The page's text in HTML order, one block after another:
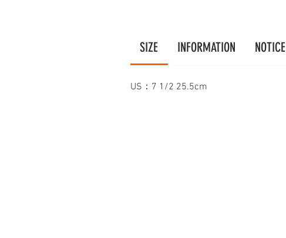
SIZE INFORMATION NOTICE
US：7 1/2 25.5cm